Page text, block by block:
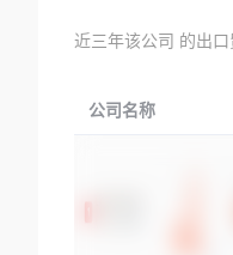
近三年该公司 的出
公司名称